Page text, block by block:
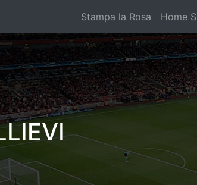
Stampa la Rosa Home